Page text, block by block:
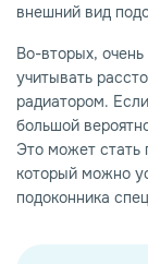
внешний вид
Во-вторых,
учитывать
радиатором.
большой
Это может стать
который можно
подоконника